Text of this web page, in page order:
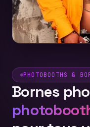
PHOTOBOOTHS &
Bornes